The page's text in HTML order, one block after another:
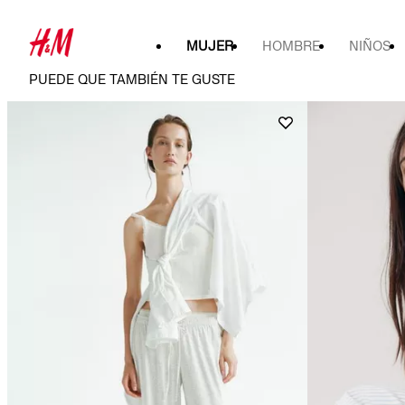
MUJER HOMBRE NIÑOS
PUEDE QUE TAMBIÉN TE GUSTE